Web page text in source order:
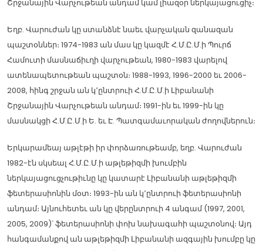
Շրջանային Վարչութեան անդամ կամ լիազօր ներկայացուցիչ։
Եղբ. Վարուժան կը ստանձնէ նաեւ վարչական զանազան
պաշտօններ։ 1974-1983 ան մաս կը կազմէ Հ.Մ.Ը.Մ.ի Պուրճ
Համուտի մասնաճիւղի վարչութեան, 1980-1983 վարելով
ատենապետութեան պաշտօն։ 1988-1993, 1996-2000 եւ 2006-
2008, հինգ շրջան ան կ՚ընտրուի Հ.Մ.Ը.Մ.ի Լիբանանի
Շրջանային Վարչութեան անդամ։ 1991-ին եւ 1999-ին կը
մասնակցի Հ.Մ.Ը.Մ.ի Ե. եւ Է. Պատգամաւորական ժողովներուն։
Երկարամեայ աթլէթի իր փորձառութեամբ, եղբ. Վարուժան
1982-էն սկսեալ Հ.Մ.Ը.Մ.ի աթլեթիզմի խումբին
ներկայացուցչութիւնը կը կատարէ Լիբանանի աթլեթիզմի
ֆետերասիոնին մօտ։ 1993-ին ան կ՚ընտրուի ֆետերասիոնի
անդամ։ Այնուհետեւ ան կը վերընտրուի 4 անգամ (1997, 2001,
2005, 2009)՝ ֆետերասիոնի փոխ նախագահի պաշտօնով։ Այդ
հանգամանքով ան աթլեթիզմի Լիբանանի ազգային խումբը կը